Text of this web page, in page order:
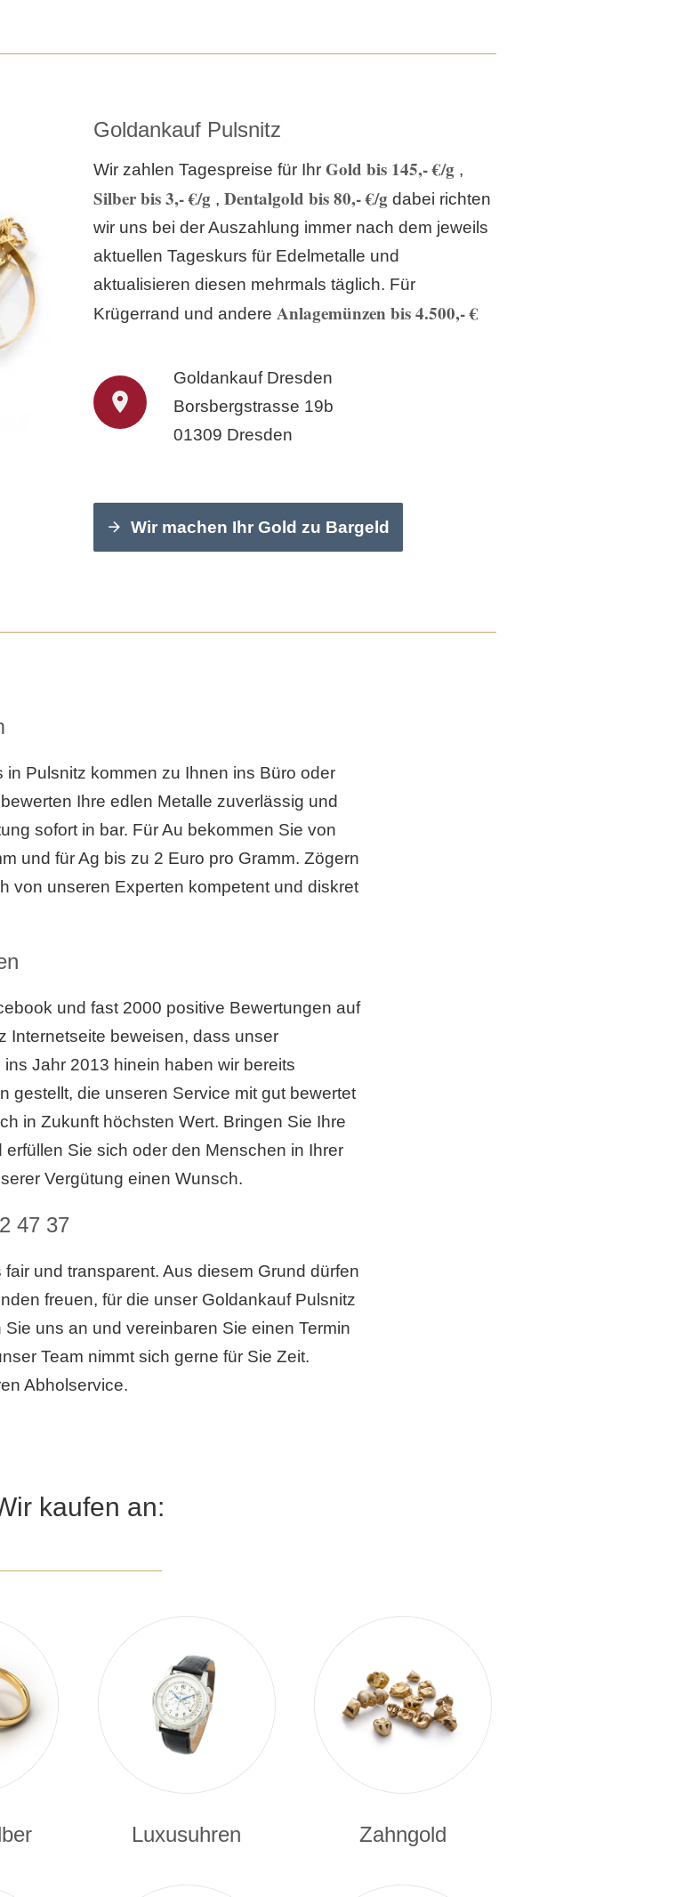
Goldankauf Pulsnitz
Wir zahlen Tagespreise für Ihr Gold bis 145,- €/g,
Silber bis 3,- €/g, Dentalgold bis 80,- €/gdabei richten
wir uns bei der Auszahlung immer nach dem jeweils
aktuellen Tageskurs für Edelmetalle und
aktualisieren diesen mehrmals täglich. Für
Krügerrand und andere Anlagemünzen bis 4.500,- €
Goldankauf Dresden
Borsbergstrasse 19b
01309 Dresden
Wir machen Ihr Gold zu Bargeld
in Pulsnitz kommen zu Ihnen ins Büro oder
Ihre edlen Metalle zuverlässig und
sofort in bar. Für Au bekommen Sie von
und für Ag bis zu 2 Euro pro Gramm. Zögern
von unseren Experten kompetent und diskret
und fast 2000 positive Bewertungen auf
Internetseite beweisen, dass unser
Jahr 2013 hinein haben wir bereits
gestellt, die unseren Service mit gut bewertet
in Zukunft höchsten Wert. Bringen Sie Ihre
Sie sich oder den Menschen in Ihrer
Vergütung einen Wunsch.
47 37
und transparent. Aus diesem Grund dürfen
freuen, für die unser Goldankauf Pulsnitz
uns an und vereinbaren Sie einen Termin
Team nimmt sich gerne für Sie Zeit.
Abholservice.
kaufen an:
Luxusuhren Zahngold